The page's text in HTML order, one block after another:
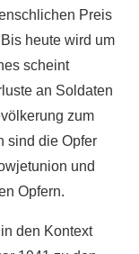
Preis
heute wird um
scheint
an Soldaten
zum
sind die Opfer
und
Opfern.
den Kontext